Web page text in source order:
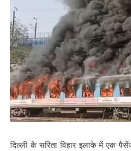
दिल्ली के सरिता विहार इलाके में एक